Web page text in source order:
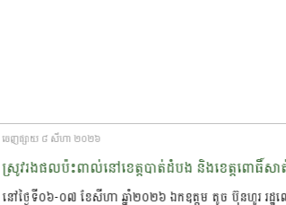
ចេញ​ផ្សាយ​ ៨ សីហា ២០២៦
នៅថ្ងៃទី០៦-០៧ ខែសីហា ឆ្នាំ២០២៦ ឯកឧត្តម តូច ប៊ុនហួរ រដ្ឋ​ល